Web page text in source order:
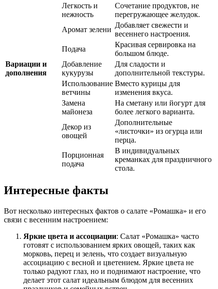
Легкость и
нежность
Сочетание продуктов, не
перегружающее желудок.
Аромат зелени
Добавляет свежести и
весеннего настроения.
Подача
Красивая сервировка на
большом блюде.
Вариации и
дополнения
Добавление
кукурузы
Для сладости и
дополнительной текстуры.
Использование
ветчины
Вместо курицы для
изменения вкуса.
Замена
майонеза
На сметану или йогурт для
более легкого варианта.
Декор из
овощей
Дополнительные
«листочки» из огурца или
перца.
Порционная
подача
В индивидуальных
креманках для праздничного
стола.
Интересные факты
Вот несколько интересных фактов о салате «Ромашка» и его
связи с весенним настроением:
Яркие цвета и ассоциации: Салат «Ромашка» часто
готовят с использованием ярких овощей, таких как
морковь, перец и зелень, что создает визуальную
ассоциацию с весной и цветением. Яркие цвета не
только радуют глаз, но и поднимают настроение, что
делает этот салат идеальным блюдом для весенних